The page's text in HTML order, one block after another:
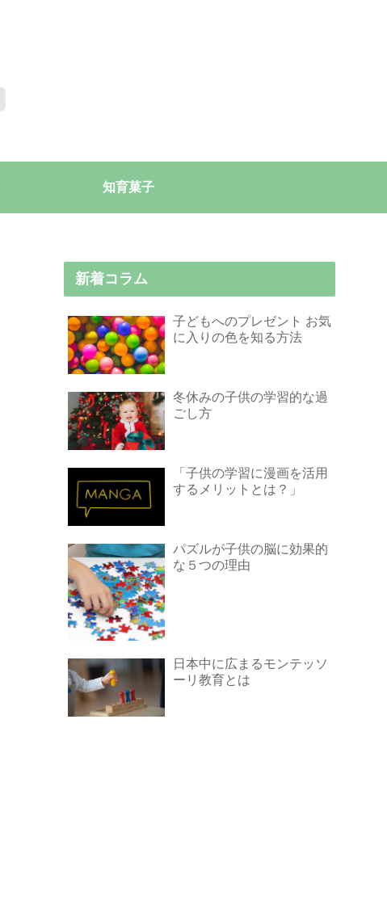
知育菓子
新着コラム
子どもへのプレゼント お気
に入りの色を知る方法
冬休みの子供の学習的な過
ごし方
「子供の学習に漫画を活用
するメリットとは？」
パズルが子供の脳に効果的
な５つの理由
日本中に広まるモンテッソ
ーリ教育とは